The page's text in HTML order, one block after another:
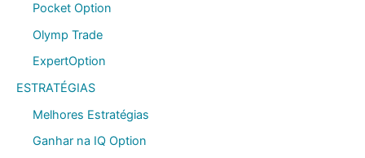
Pocket Option
Olymp Trade
ExpertOption
ESTRATÉGIAS
Melhores Estratégias
Ganhar na IQ Option